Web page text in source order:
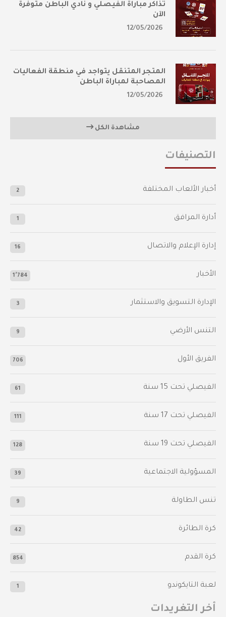
تذاكر مباراة الفيصلي و نادي الباطن متوفرة
الآن
12/05/2026
المتجر المتنقل يتواجد في منطقة الفعاليات
المصاحبة لمباراة الباطن
12/05/2026
مشاهدة الكل
التصنيفات
أخبار الألعاب المختلفة 2
أدارة المرافق 1
إدارة الإعلام والاتصال 16
الأخبار 1٬784
الإدارة التسويق والاستثمار 3
التنس الأرضي 9
الفريق الأول 706
الفيصلي‬⁩ تحت 15 سنة 61
‫الفيصلي‬⁩ تحت 17 سنة 111
الفيصلي‬⁩ تحت 19 سنة 128
المسؤولية الاجتماعية 39
تنس الطاولة 9
كرة الطائرة 42
كرة القدم 854
لعبة التايكوندو 1
أخر التغريدات